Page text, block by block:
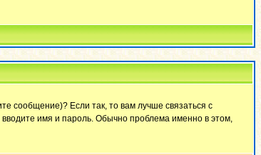
сообщение)? Если так, то вам лучше связаться с
имя и пароль. Обычно проблема именно в этом,